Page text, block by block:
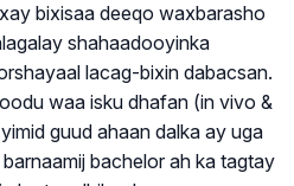
bixisaa deeqo waxbarasho
shahaadooyinka
lacag-bixin dabacsan.
waa isku dhafan (in vivo &
guud ahaan dalka ay uga
bachelor ah ka tagtay